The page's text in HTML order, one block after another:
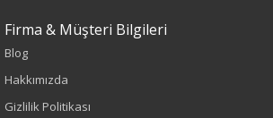
Firma & Müşteri Bilgileri
Blog
Hakkımızda
Gizlilik Politikası